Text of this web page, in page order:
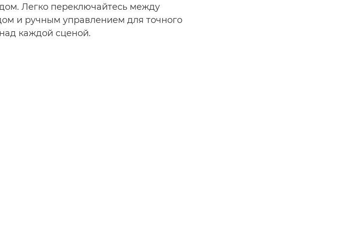
Легко переключайтесь между
и ручным управлением для точного
каждой сценой.